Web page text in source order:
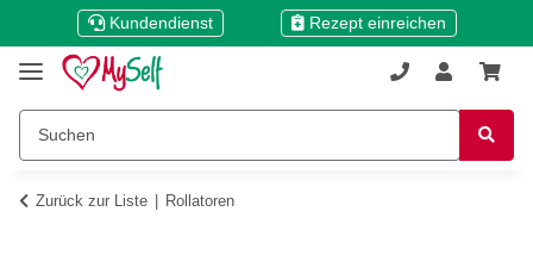
Kundendienst Rezept einreichen
Zurück zur Liste Rollatoren